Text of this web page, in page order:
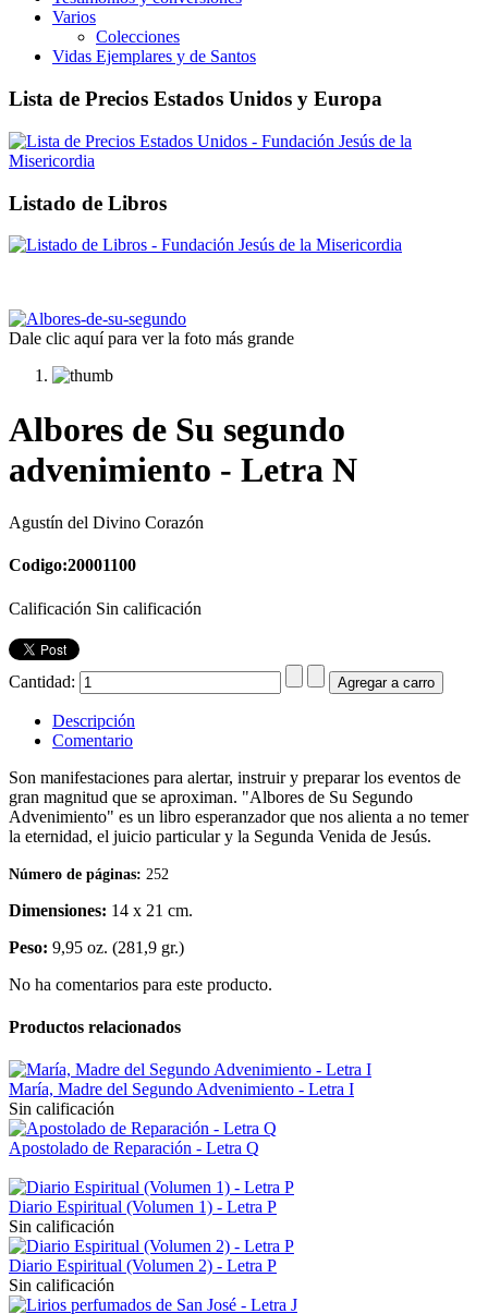
Varios
Colecciones
Vidas Ejemplares y de Santos
Lista de Precios Estados Unidos y Europa
Listado de Libros
Dale clic aquí para ver la foto más grande
Albores de Su segundo
advenimiento - Letra N
Agustín del Divino Corazón
Codigo:20001100
Calificación Sin calificación
Cantidad:
Descripción
Comentario
Son manifestaciones para alertar, instruir y preparar los eventos de
gran magnitud que se aproximan. "Albores de Su Segundo
Advenimiento" es un libro esperanzador que nos alienta a no temer
la eternidad, el juicio particular y la Segunda Venida de Jesús.
Número de páginas: 252
Dimensiones: 14 x 21 cm.
Peso: 9,95 oz. (281,9 gr.)
No ha comentarios para este producto.
Productos relacionados
María, Madre del Segundo Advenimiento - Letra I
Sin calificación
Apostolado de Reparación - Letra Q
Diario Espiritual (Volumen 1) - Letra P
Sin calificación
Diario Espiritual (Volumen 2) - Letra P
Sin calificación